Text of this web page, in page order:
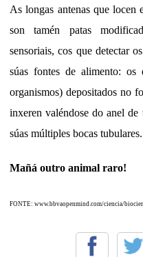
As longas antenas que locen
son tamén patas
sensoriais, cos que detectar
súas fontes de alimento: os
organismos) depositados no
inxeren valéndose do anel de
súas múltiples bocas tubulares.
Mañá outro animal raro!
FONTE: www.bbvaopenmind.com/ciencia/